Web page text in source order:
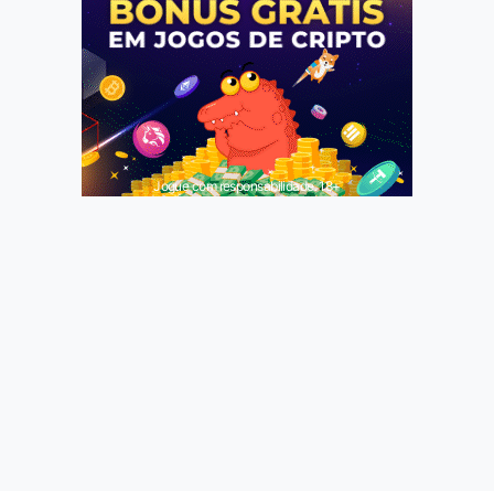
Jogue com responsabilidade. 18+